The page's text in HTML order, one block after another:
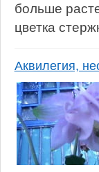
больше
цветка
Аквилегия,